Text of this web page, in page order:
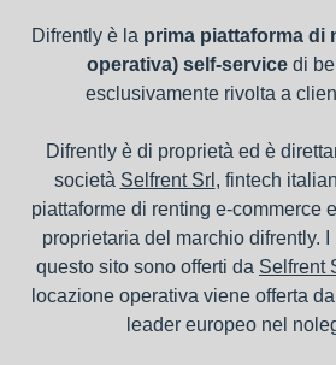
Difrently è la prima piattaforma di
operativa) self-servicedi
esclusivamente rivolta a
Difrently è di proprietà ed è
società Selfrent Srl , fintech
piattaforme di renting e-commerce
proprietaria del marchio difrently.
questo sito sono offerti da Selfrent
locazione operativa viene offerta da
leader europeo nel